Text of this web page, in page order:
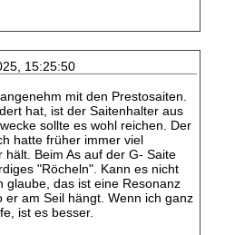
15:25:50
mit den Prestosaiten.
hat, ist der Saitenhalter aus
sollte es wohl reichen. Der
hatte früher immer viel
hält. Beim As auf der G- Saite
"Röcheln". Kann es nicht
glaube, das ist eine Resonanz
er am Seil hängt. Wenn ich ganz
ist es besser.